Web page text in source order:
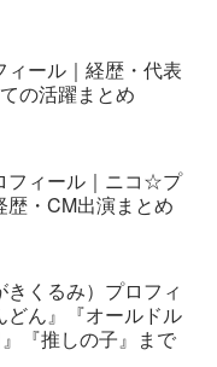
ィール｜経歴・代表
の活躍まとめ
フィール｜ニコ☆プ
歴・CM出演まとめ
くるみ）プロフィ
どん』『オールドル
『推しの子』まで